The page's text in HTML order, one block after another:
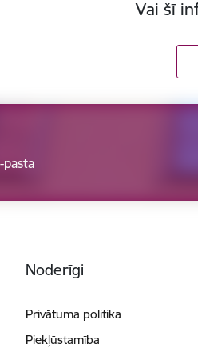
Vai šī
pasta
Noderīgi
Privātuma politika
Piekļūstamība